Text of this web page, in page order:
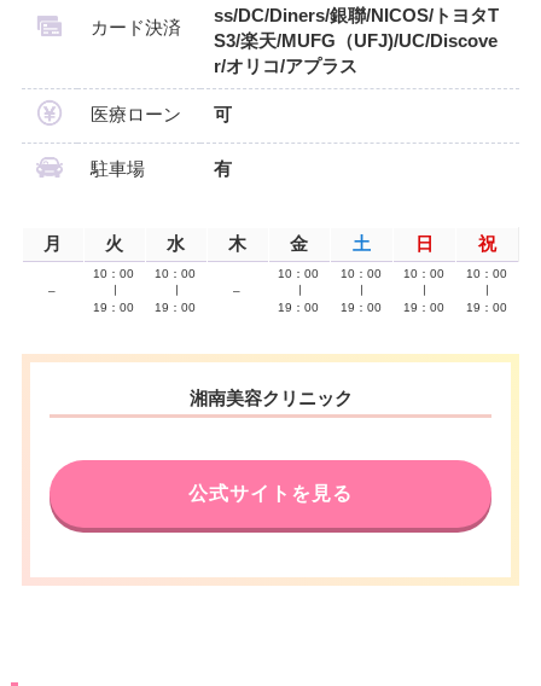
カード決済
ss/DC/Diners/銀聯/NICOS/トヨタT
S3/楽天/MUFG（UFJ)/UC/Discove
r/オリコ/アプラス
医療ローン 可
駐車場 有
月 火 水 木 金 土 日 祝
–
10：00
19：00
10：00
19：00
–
10：00
19：00
10：00
19：00
10：00
19：00
10：00
19：00
湘南美容クリニック
公式サイトを見る